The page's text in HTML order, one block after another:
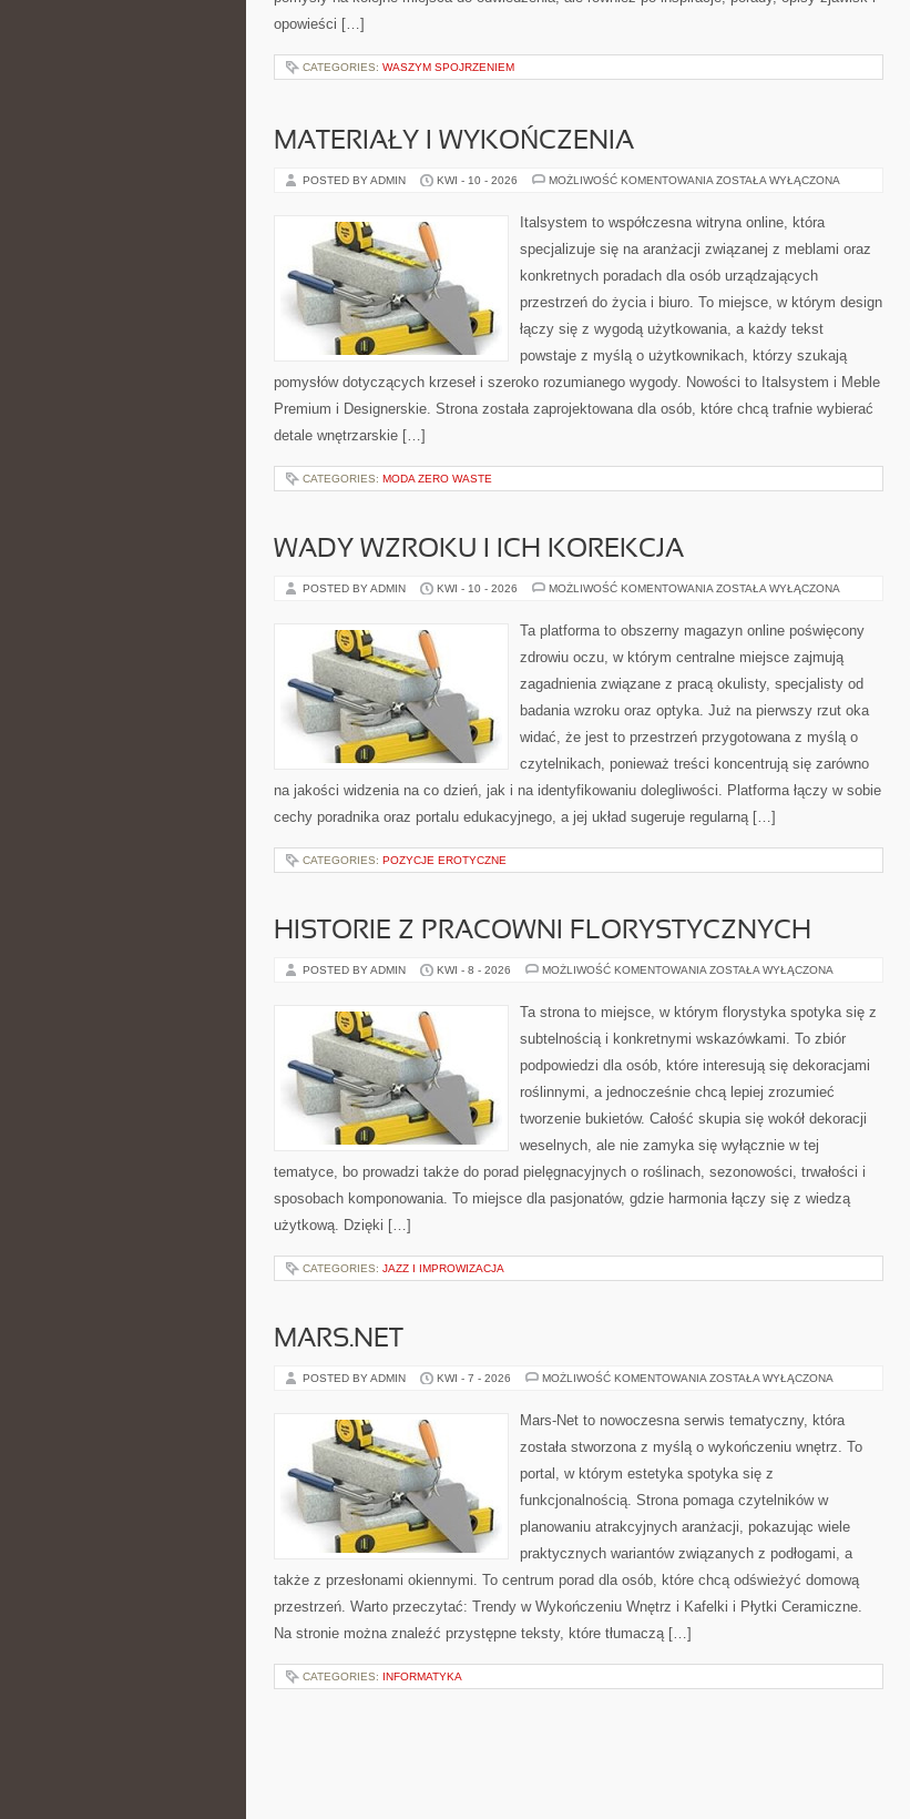
opowieści […]
CATEGORIES: WASZYM SPOJRZENIEM
MATERIAŁY I WYKOŃCZENIA
POSTED BY ADMIN KWI - 10 - 2026 MOŻLIWOŚĆ KOMENTOWANIA MATERIAŁY
ZOSTAŁA WYŁĄCZONA
Italsystem to współczesna witryna online, która
specjalizuje się na aranżacji związanej z meblami oraz
konkretnych poradach dla osób urządzających
przestrzeń do życia i biuro. To miejsce, w którym design
łączy się z wygodą użytkowania, a każdy tekst
powstaje z myślą o użytkownikach, którzy szukają
pomysłów dotyczących krzeseł i szeroko rozumianego wygody. Nowości to Italsystem i Meble
Premium i Designerskie. Strona została zaprojektowana dla osób, które chcą trafnie wybierać
detale wnętrzarskie […]
CATEGORIES: MODA ZERO WASTE
WADY WZROKU I ICH KOREKCJA
POSTED BY ADMIN KWI - 10 - 2026 MOŻLIWOŚĆ KOMENTOWANIA WADY
KOREKCJA
ZOSTAŁA WYŁĄCZONA
Ta platforma to obszerny magazyn online poświęcony
zdrowiu oczu, w którym centralne miejsce zajmują
zagadnienia związane z pracą okulisty, specjalisty od
badania wzroku oraz optyka. Już na pierwszy rzut oka
widać, że jest to przestrzeń przygotowana z myślą o
czytelnikach, ponieważ treści koncentrują się zarówno
na jakości widzenia na co dzień, jak i na identyfikowaniu dolegliwości. Platforma łączy w sobie
cechy poradnika oraz portalu edukacyjnego, a jej układ sugeruje regularną […]
CATEGORIES: POZYCJE EROTYCZNE
HISTORIE Z PRACOWNI FLORYSTYCZNYCH
POSTED BY ADMIN KWI - 8 - 2026 MOŻLIWOŚĆ KOMENTOWANIA HISTORIE
FLORYSTYCZNYCH
ZOSTAŁA WYŁĄCZONA
Ta strona to miejsce, w którym florystyka spotyka się z
subtelnością i konkretnymi wskazówkami. To zbiór
podpowiedzi dla osób, które interesują się dekoracjami
roślinnymi, a jednocześnie chcą lepiej zrozumieć
tworzenie bukietów. Całość skupia się wokół dekoracji
weselnych, ale nie zamyka się wyłącznie w tej
tematyce, bo prowadzi także do porad pielęgnacyjnych o roślinach, sezonowości, trwałości i
sposobach komponowania. To miejsce dla pasjonatów, gdzie harmonia łączy się z wiedzą
użytkową. Dzięki […]
CATEGORIES: JAZZ I IMPROWIZACJA
MARS.NET
POSTED BY ADMIN KWI - 7 - 2026 MOŻLIWOŚĆ KOMENTOWANIA MARS.NET
ZOSTAŁA WYŁĄCZONA
Mars-Net to nowoczesna serwis tematyczny, która
została stworzona z myślą o wykończeniu wnętrz. To
portal, w którym estetyka spotyka się z
funkcjonalnością. Strona pomaga czytelników w
planowaniu atrakcyjnych aranżacji, pokazując wiele
praktycznych wariantów związanych z podłogami, a
także z przesłonami okiennymi. To centrum porad dla osób, które chcą odświeżyć domową
przestrzeń. Warto przeczytać: Trendy w Wykończeniu Wnętrz i Kafelki i Płytki Ceramiczne.
Na stronie można znaleźć przystępne teksty, które tłumaczą […]
CATEGORIES: INFORMATYKA